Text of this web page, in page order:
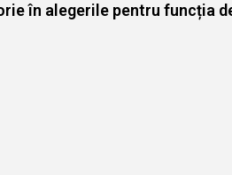
în alegerile pentru funcția